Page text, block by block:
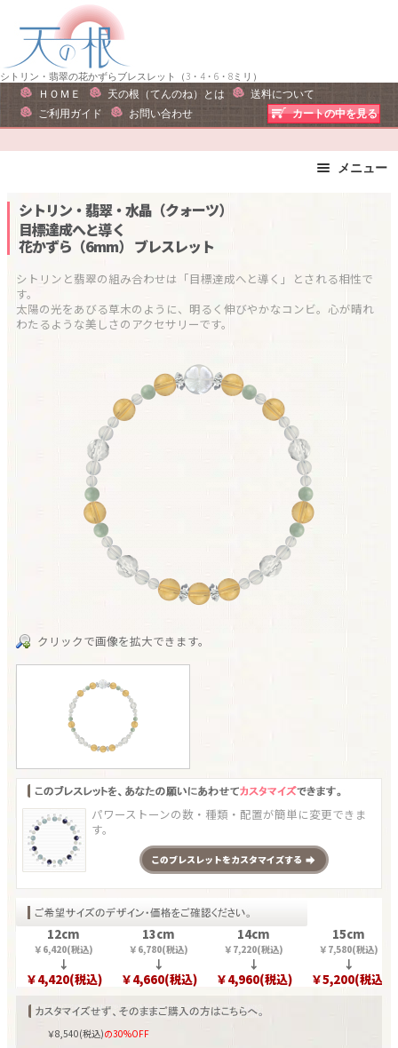
ー
プ
ン
シトリン・翡翠の花かずらブレスレット（3・4・6・8ミリ）
ＨＯＭＥ 天の根（てんのね）とは
送料について
ご利用ガイド
お問い合わせ カートの中を見る
メニュー
ピアス・イヤリング
リング
運勢で選ぶ
誕生石で選ぶ
色で選ぶ
干支石で選ぶ
星座石で選ぶ
石の名前で選ぶ
パワーストーン一覧
シトリン・翡翠・水晶（クォーツ）
目標達成へと導く
花かずら（6mm） ブレスレット
シトリンと翡翠の組み合わせは「目標達成へと導く」とされる相性で
す。
太陽の光をあびる草木のように、明るく伸びやかなコンビ。心が晴れ
クリックで画像を拡大できます。
12cm
￥ 6,420(税込)
↓
￥4,420(税込)
13cm
￥ 6,780(税込)
↓
￥4,660(税込)
14cm
￥ 7,220(税込)
↓
￥4,960(税込)
15cm
￥ 7,580(税込)
↓
￥5,200(税込)
パワーストーンの数・種類・配置が簡単に変更できま
す。
このブレスレットをカスタマイズする
￥8,540(税込)の30%OFF